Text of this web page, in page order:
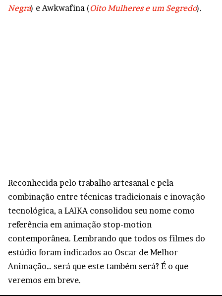
Negra) e Awkwafina (Oito Mulheres e um Segredo).
Reconhecida pelo trabalho artesanal e pela
combinação entre técnicas tradicionais e inovação
tecnológica, a LAIKA consolidou seu nome como
referência em animação stop-motion
contemporânea. Lembrando que todos os filmes do
estúdio foram indicados ao Oscar de Melhor
Animação… será que este também será? É o que
veremos em breve.